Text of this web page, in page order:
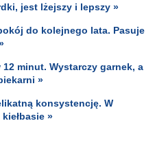
jest lżejszy i lepszy »
do kolejnego lata. Pasuje
minut. Wystarczy garnek, a
»
konsystencję. W
kiełbasie »